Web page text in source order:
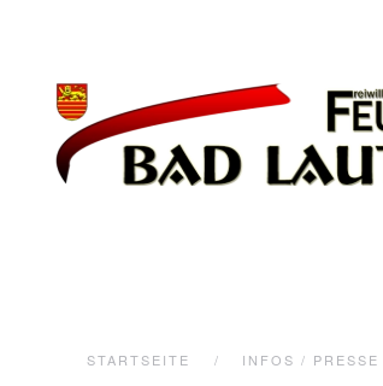
STARTSEITE INFOS / PRESSE